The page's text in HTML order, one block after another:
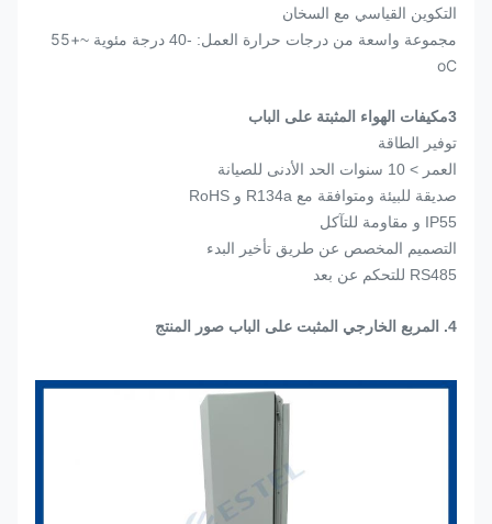
التكوين القياسي مع السخان
مجموعة واسعة من درجات حرارة العمل: -40 درجة مئوية ~
+55
oC
3مكيفات الهواء المثبتة على الباب
توفير الطاقة
العمر > 10 سنوات الحد الأدنى للصيانة
صديقة للبيئة ومتوافقة مع R134a و RoHS
IP55 و مقاومة للتآكل
التصميم المخصص عن طريق تأخير البدء
RS485 للتحكم عن بعد
4. المربع الخارجي المثبت على الباب صور المنتج